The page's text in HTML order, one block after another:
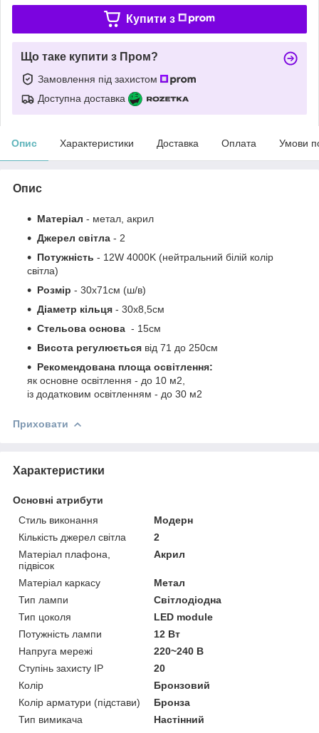
Купити з
Що таке купити з Пром?
Замовлення під захистом
Доступна доставка
Опис Характеристики Доставка Оплата Умови
Опис
Матеріал - метал, акрил
Джерел світла - 2
Потужність - 12W 4000K (нейтральний білій колір
світла)
Розмір - 30х71см (ш/в)
Діаметр кільця - 30х8,5см
Стельова основа - 15см
Висота регулюється від 71 до 250см
Рекомендована площа освітлення:
як основне освітлення - до 10 м2,
із додатковим освітленням - до 30 м2
Приховати
Характеристики
Основні атрибути
Стиль виконання
Модерн
Кількість джерел світла
2
Матеріал плафона,
підвісок
Акрил
Матеріал каркасу
Метал
Тип лампи
Світлодіодна
Тип цоколя
LED module
Потужність лампи
12 Вт
Напруга мережі
220~240 В
Ступінь захисту IP
20
Колір
Бронзовий
Колір арматури (підстави)
Бронза
Тип вимикача
Настінний